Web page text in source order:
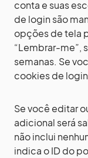
conta e suas
de login são
opções de tela
“Lembrar-me”,
semanas. Se
cookies de
Se você editar
adicional será
não inclui
indica o ID do